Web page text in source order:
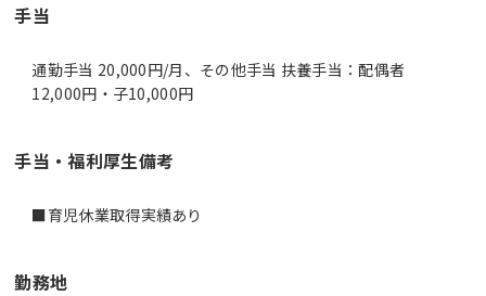
手当
通勤手当 20,000円/月、その他手当 扶養手当：配偶者
12,000円・子10,000円
手当・福利厚生備考
■育児休業取得実績あり
勤務地